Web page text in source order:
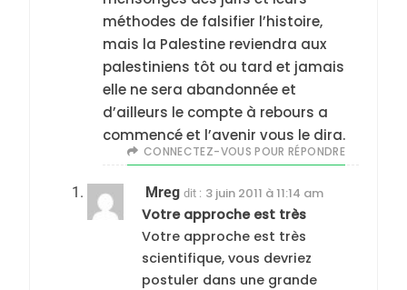
méthodes de falsifier l’histoire,
mais la Palestine reviendra aux
palestiniens tôt ou tard et jamais
elle ne sera abandonnée et
d’ailleurs le compte à rebours a
commencé et l’avenir vous le dira.
CONNECTEZ-VOUS POUR RÉPONDRE
Mreg dit : 3 juin 2011 à 11:14 am
Votre approche est très
Votre approche est très
scientifique, vous devriez
postuler dans une grande